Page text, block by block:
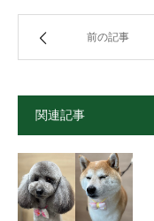
前の記事
関連記事